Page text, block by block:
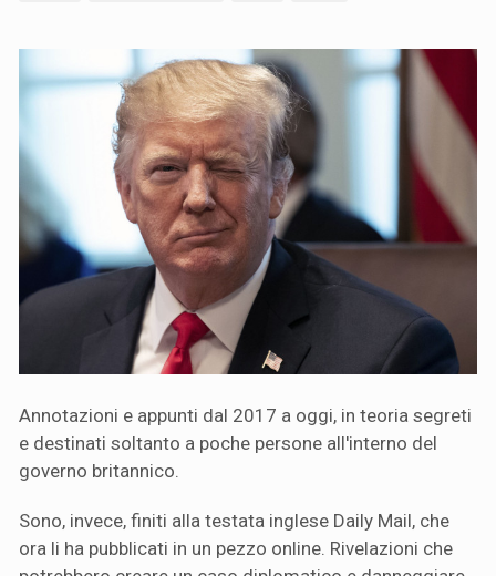
Annotazioni e appunti dal 2017 a oggi, in teoria segreti
e destinati soltanto a poche persone all'interno del
governo britannico.
Sono, invece, finiti alla testata inglese Daily Mail, che
ora li ha pubblicati in un pezzo online. Rivelazioni che